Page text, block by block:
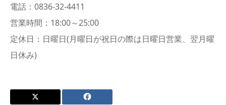
電話：0836-32-4411
営業時間：18:00～25:00
定休日：日曜日(月曜日が祝日の際は日曜日営業、翌月曜
日休み)